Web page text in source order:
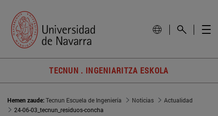
TECNUN . INGENIARITZA ESKOLA
Hemen zaude:Tecnun Escuela de Ingeniería Noticias
Actualidad
24-06-03_tecnun_residuos-concha